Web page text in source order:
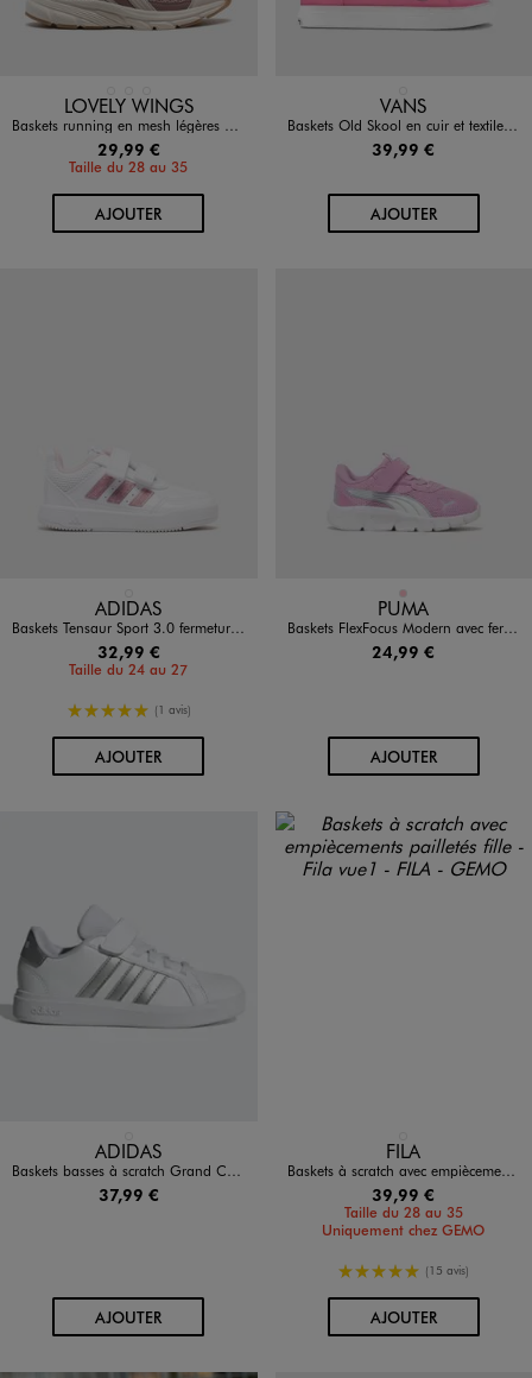
Disponible en 3 coloris
LOVELY WINGS
Baskets running en mesh légères et souples fille - Lovely Wings
29,99 €
Taille du 28 au 35
AJOUTERAU PANIER
Disponible en 1 coloris
VANS
Baskets Old Skool en cuir et textile femme - Vans
39,99 €
AJOUTERAU PANIER
Disponible en 1 coloris
ADIDAS
Baskets Tensaur Sport 3.0 fermeture scratch fille - Adidas
32,99 €
Taille du 24 au 27
5/5 de moyenne
(1 avis)
AJOUTERAU PANIER
Disponible en 1 coloris
PUMA
Baskets FlexFocus Modern avec fermeture à scratch fille - Puma
24,99 €
AJOUTERAU PANIER
Disponible en 1 coloris
ADIDAS
Baskets basses à scratch Grand Court 2.0 fille - Adidas
37,99 €
AJOUTERAU PANIER
Disponible en 1 coloris
FILA
Baskets à scratch avec empiècements pailletés fille - Fila
39,99 €
Taille du 28 au 35
Uniquement chez GEMO
5/5 de moyenne
(15 avis)
AJOUTERAU PANIER